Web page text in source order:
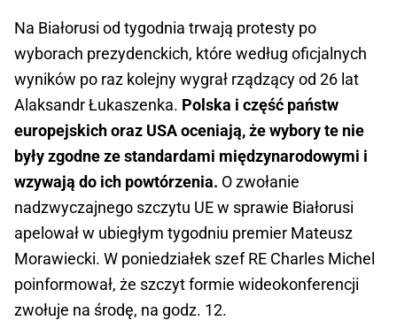
Na Białorusi od tygodnia trwają protesty po
wyborach prezydenckich, które według oficjalnych
wyników po raz kolejny wygrał rządzący od 26 lat
Alaksandr Łukaszenka. Polska i część państw
europejskich oraz USA oceniają, że wybory te nie
były zgodne ze standardami międzynarodowymi i
wzywają do ich powtórzenia. O zwołanie
nadzwyczajnego szczytu UE w sprawie Białorusi
apelował w ubiegłym tygodniu premier Mateusz
Morawiecki. W poniedziałek szef RE Charles Michel
poinformował, że szczyt formie wideokonferencji
zwołuje na środę, na godz. 12.